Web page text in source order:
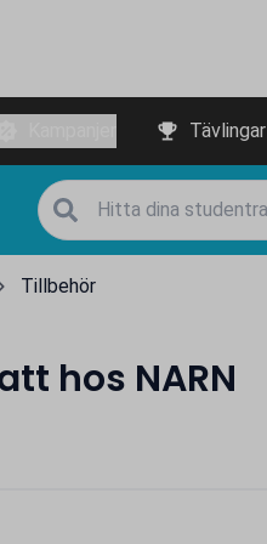
Tävlingar
Tillbehör
hos NARN